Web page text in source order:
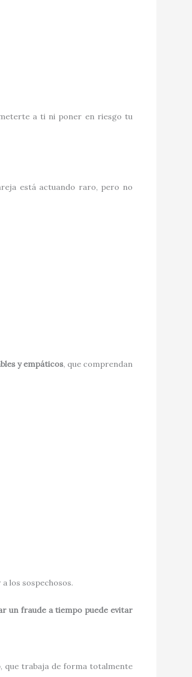
a ti ni poner en riesgo tu
está actuando raro, pero no
y empáticos, que comprendan
los sospechosos.
un fraude a tiempo puede evitar
, que trabaja de forma totalmente